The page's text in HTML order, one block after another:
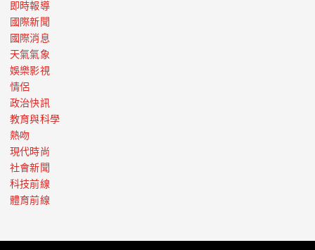
即時報導
國際新聞
國際消息
天氣氣象
娛樂影視
情侶
政治快訊
教育與科學
熱吻
現代時尚
社會新聞
科技前線
體育前線